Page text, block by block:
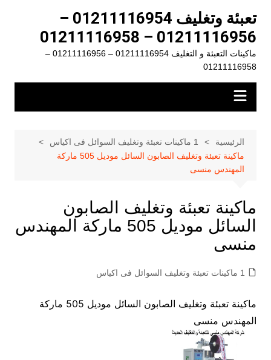
المحتوى
تعبئة وتغليف 01211116954 –
01211116956 – 01211116958
ماكينات التعبئة و التغليف 01211116954 – 01211116956 –
01211116958
الرئيسية
1 ماكينات تعبئة وتغليف السوائل فى اكياس
ماكينة تعبئة وتغليف الصابون السائل موديل 505 ماركة
المهندس منسى
ماكينة تعبئة وتغليف الصابون
السائل موديل 505 ماركة المهندس
منسى
1 ماكينات تعبئة وتغليف السوائل فى اكياس
ماكينة تعبئة وتغليف الصابون السائل موديل 505 ماركة
المهندس منسى